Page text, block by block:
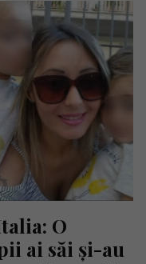
O
ai săi și-au